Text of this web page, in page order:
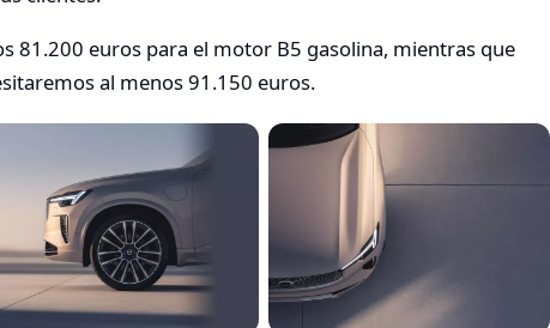
81.200 euros para el motor B5 gasolina, mientras que
al menos 91.150 euros.